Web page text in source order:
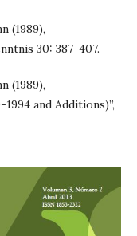
(1989),
30: 387-407.
(1989),
and Additions)”,